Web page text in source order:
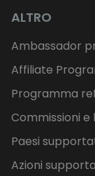
ALTRO
Ambassador
Affiliate
Programma
Commissioni e
Paesi
Azioni